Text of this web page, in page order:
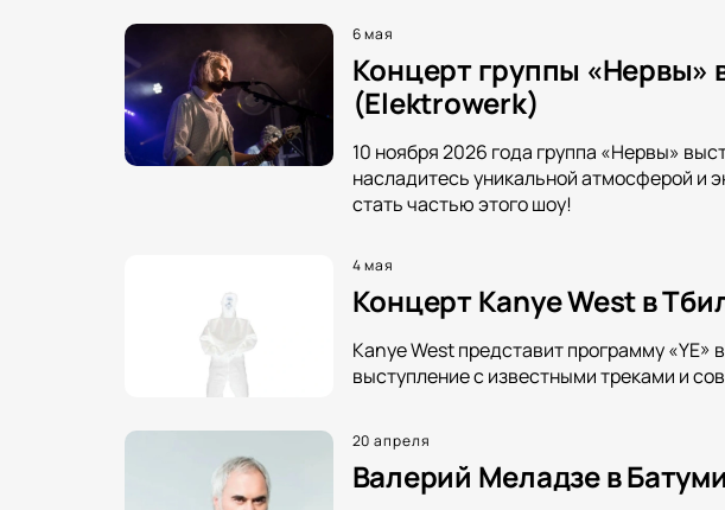
6 мая
Концерт группы «Нервы»
(Elektrowerk)
10 ноября 2026 года группа «Нервы»
насладитесь уникальной атмосферой и
стать частью этого шоу!
4 мая
Концерт Kanye West в
Kanye West представит программу
выступление с известными треками и
20 апреля
Валерий Меладзе в